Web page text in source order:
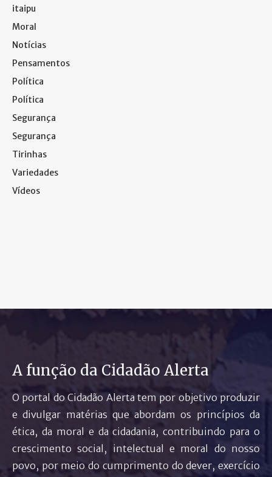
itaipu
Moral
Notícias
Pensamentos
Política
Política
Segurança
Segurança
Tirinhas
Variedades
Vídeos
A função da Cidadão Alerta
O portal do Cidadão Alerta tem por objetivo produzir
e divulgar matérias que abordam os princípios da
ética, da moral e da cidadania, contribuindo para o
crescimento social, intelectual e moral do nosso
povo, por meio do cumprimento do dever, exercício